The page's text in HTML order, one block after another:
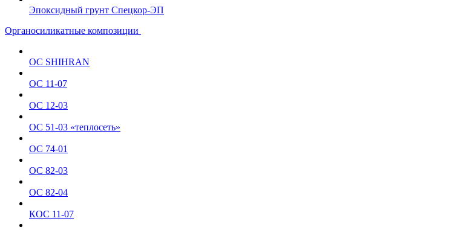
Эпоксидный грунт Спецкор-ЭП
Органосиликатные композиции
ОС SHIHRAN
ОС 11-07
ОС 12-03
ОС 51-03 «теплосеть»
ОС 74-01
ОС 82-03
ОС 82-04
КОС 11-07